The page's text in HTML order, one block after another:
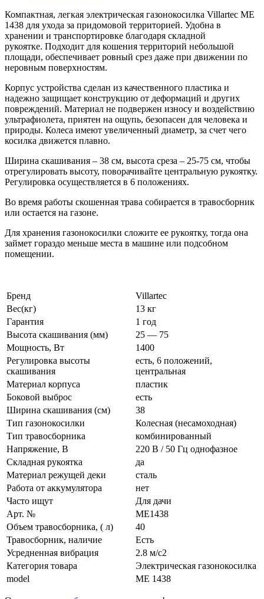
Компактная, легкая электрическая газонокосилка Villartec ME
1438 для ухода за придомовой территорией. Удобна в
хранении и транспортировке благодаря складной
рукоятке. Подходит для кошения территорий небольшой
площади, обеспечивает ровный срез даже при движении по
неровным поверхностям.
Корпус устройства сделан из качественного пластика и
надежно защищает конструкцию от деформаций и других
повреждений. Материал не подвержен износу и воздействию
ультрафиолета, приятен на ощупь, безопасен для человека и
природы. Колеса имеют увеличенный диаметр, за счет чего
косилка движется плавно.
Ширина скашивания – 38 см, высота среза – 25-75 см, чтобы
отрегулировать высоту, поворачивайте центральную рукоятку.
Регулировка осуществляется в 6 положениях.
Во время работы скошенная трава собирается в травосборник
или остается на газоне.
Для хранения газонокосилки сложите ее рукоятку, тогда она
займет гораздо меньше места в машине или подсобном
помещении.
Бренд
Villartec
Вес(кг)
13 кг
Гарантия
1 год
Высота скашивания (мм)
25 — 75
Мощность, Вт
1400
Регулировка высоты
скашивания
есть, 6 положений,
центральная
Материал корпуса
пластик
Боковой выброс
есть
Ширина скашивания (см)
38
Тип газонокосилки
Колесная (несамоходная)
Тип травосборника
комбинированный
Напряжение, В
220 В / 50 Гц однофазное
Складная рукоятка
да
Материал режущей деки
сталь
Работа от аккумулятора
нет
Часто ищут
Для дачи
Арт. №
ME1438
Объем травосборника, ( л)
40
Травосборник, наличие
Есть
Усредненная вибрация
2.8 м/с2
Категория товара
Электрическая газонокосилка
model
ME 1438